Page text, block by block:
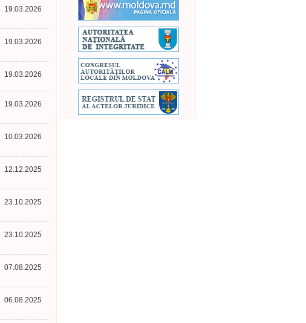
19.03.2026
19.03.2026
19.03.2026
19.03.2026
10.03.2026
12.12.2025
23.10.2025
23.10.2025
07.08.2025
06.08.2025